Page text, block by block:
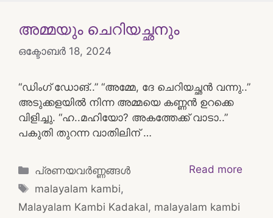
അമ്മയും ചെറിയച്ഛനും
ഒക്ടോബർ 18, 2024
“ഡിംഗ് ഡോങ്..” “അമ്മേ, ദേ ചെറിയച്ഛൻ വന്നു..”
അടുക്കളയിൽ നിന്ന അമ്മയെ കണ്ണൻ ഉറക്കെ
വിളിച്ചു. “ഹ..മഹിയോ? അകത്തേക്ക് വാടാ..”
പകുതി തുറന്ന വാതിലിന് …
Read more
Categories
പ്രണയവർണ്ണങ്ങൾ
Tags
malayalam kambi,
Malayalam Kambi Kadakal, malayalam kambi